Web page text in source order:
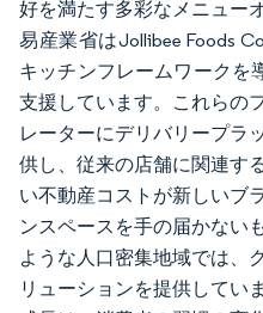
好を満たす多彩なメニュー
易産業省はJollibee Foods
キッチンフレームワークを
支援しています。これらの
レーターにデリバリープラ
供し、従来の店舗に関連す
い不動産コストが新しいブ
ンスペースを手の届かない
ような人口密集地域では、
リューションを提供してい